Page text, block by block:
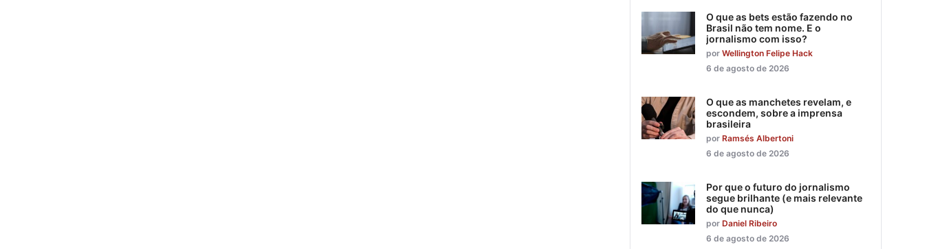
O que as bets estão fazendo no
Brasil não tem nome. E o
jornalismo com isso?
por Wellington Felipe Hack
6 de agosto de 2026
O que as manchetes revelam, e
escondem, sobre a imprensa
brasileira
por Ramsés Albertoni
6 de agosto de 2026
Por que o futuro do jornalismo
segue brilhante (e mais relevante
do que nunca)
por Daniel Ribeiro
6 de agosto de 2026